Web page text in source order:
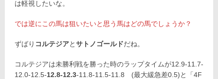
は軽視したいな。
では逆にこの馬は狙いたいと思う馬はどの馬でしょうか？
ずばり コルテジアとサトノゴールドだね。
コルテジアは未勝利戦を勝った時のラップタイムが12.9-11.7-
12.0-12.5-12.8-12.3-11.8-11.5-11.8 (最大緩急差0.5)と「4F